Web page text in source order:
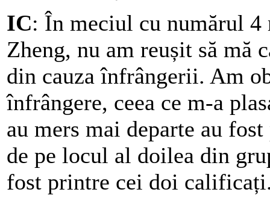
IC: În meciul cu numărul 4
Zheng, nu am reușit să mă
din cauza înfrângerii. Am
înfrângere, ceea ce m-a
au mers mai departe au
de pe locul al doilea din
fost printre cei doi